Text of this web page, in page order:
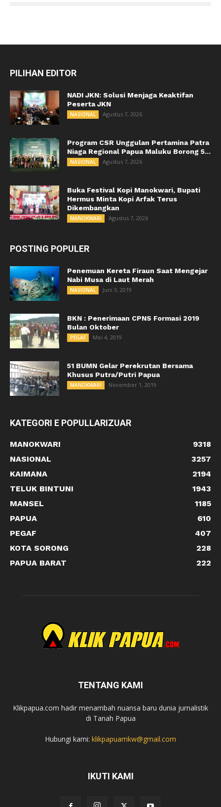
PILIHAN EDITOR
NADI JKN: Solusi Menjaga Keaktifan
Peserta JKN
NASIONAL Agustus 7, 2026
Program CSR Unggulan Pertamina Patra
Niaga Regional Papua Maluku Borong 5...
NASIONAL Agustus 7, 2026
Buka Festival Kopi Manokwari, Bupati
Hermus Minta Kopi Arfak Terus
Dikembangkan
MANOKWARI Agustus 7, 2026
POSTING POPULER
Penemuan Kereta Firaun Saat Mengejar
Nabi Musa di Laut Merah
NASIONAL Juni 3, 2019
BKN : Penerimaan CPNS Formasi 2019
Bulan Oktober
PEGAF Mei 4, 2019
51 BUMN Gelar Perekrutan Bersama
Khusus Putra/Putri Papua
MANOKWARI November 1, 2019
KATEGORI E POPULLARIZUAR
MANOKWARI
9318
NASIONAL
3257
KAIMANA
2194
TELUK BINTUNI
1943
MANSEL
1185
PAPUA
610
PEGAF
407
KOTA SORONG
228
PAPUA BARAT
222
TENTANG KAMI
Klikpapua.com hadir menambah nuansa baru dunia jurnalistik
di Tanah Papua
Hubungi kami: klikpapuamkw@gmail.com
IKUTI KAMI